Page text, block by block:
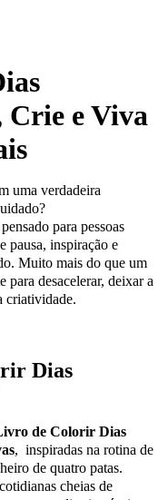
Crie e Viva
uma verdadeira
para pessoas
pausa, inspiração e
Muito mais do que um
desacelerar, deixar a
criatividade.
Dias
de Colorir Dias
, inspiradas na rotina de
de quatro patas.
cheias de